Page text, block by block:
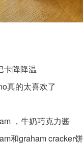
卡降降温
真的太喜欢了
，牛奶巧克力酱
和graham cracker